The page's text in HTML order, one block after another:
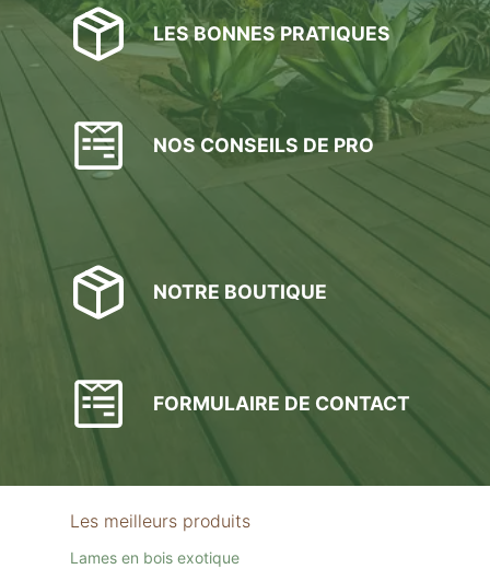
LES BONNES PRATIQUES
NOS CONSEILS DE PRO
NOTRE BOUTIQUE
FORMULAIRE DE CONTACT
Les meilleurs produits
Lames en bois exotique